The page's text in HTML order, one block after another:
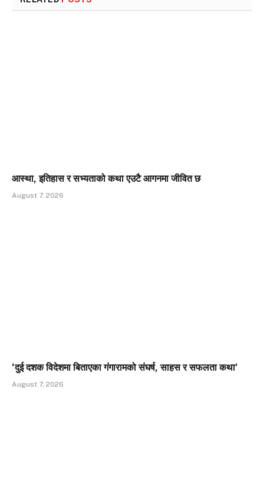
आस्था, इतिहास र सभ्यताको कथा एउटै आगनमा जीवित छ
August 7, 2026
‘दुई दशक विदेशमा बिताएका गंगारामको संघर्ष, साहस र सफलता कथा’
August 7, 2026